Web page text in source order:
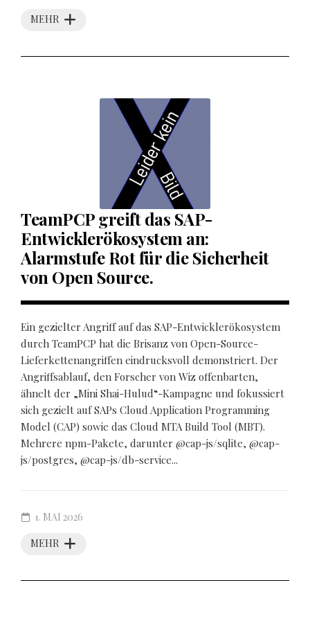
MEHR
TeamPCP greift das SAP-
Entwicklerökosystem an:
Alarmstufe Rot für die Sicherheit
von Open Source.
Ein gezielter Angriff auf das SAP-Entwicklerökosystem
durch TeamPCP hat die Brisanz von Open-Source-
Lieferkettenangriffen eindrucksvoll demonstriert. Der
Angriffsablauf, den Forscher von Wiz offenbarten,
ähnelt der „Mini Shai-Hulud“-Kampagne und fokussiert
sich gezielt auf SAPs Cloud Application Programming
Model (CAP) sowie das Cloud MTA Build Tool (MBT).
Mehrere npm-Pakete, darunter @cap-js/sqlite, @cap-
js/postgres, @cap-js/db-service...
MEHR
1. MAI 2026